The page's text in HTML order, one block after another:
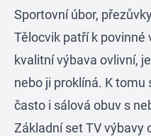
Sportovní úbor,
Tělocvik patří k povinné
kvalitní výbava ovlivní,
nebo ji proklíná. K tomu
často i sálová obuv s
Základní set TV výbavy